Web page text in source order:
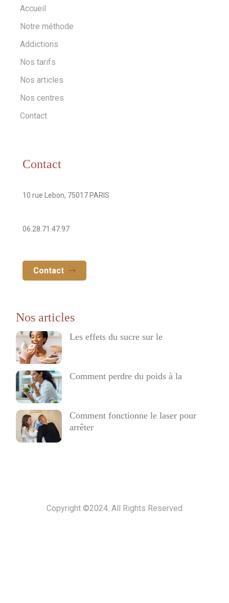
Accueil
Notre méthode
Addictions
Nos tarifs
Nos articles
Nos centres
Contact
Contact
10 rue Lebon, 75017 PARIS
06.28.71.47.97
Contact
Les effets du sucre sur le
Comment perdre du poids à la
Comment fonctionne le laser pour
arrêter
Copyright ©2024. All Rights Reserved